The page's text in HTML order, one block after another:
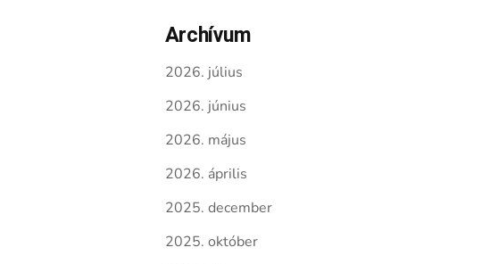
Archívum
2026. július
2026. június
2026. május
2026. április
2025. december
2025. október